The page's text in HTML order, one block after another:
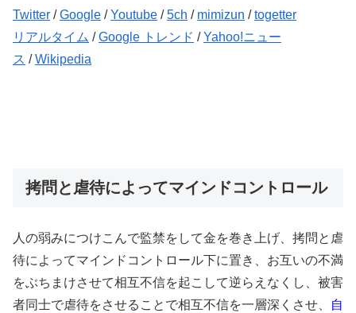
Twitter /Google /Youtube /5ch / mimizun /togetter
リアルタイム /Google トレンド /Yahoo!ニュー
ス /Wikipedia
拷問と虐待によってマインドコントロール
人の弱みにつけこんで監禁をして金を巻き上げ、拷問と虐
待によってマインドコントロール下に置き、お互いの不満
をぶちまけさせて相互不信を起こして逆らえなくし、被害
者同士で虐待をさせることで相互不信を一層深くさせ、
自